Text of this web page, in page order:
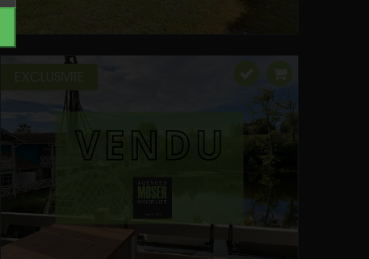
EXCLUSIVITE